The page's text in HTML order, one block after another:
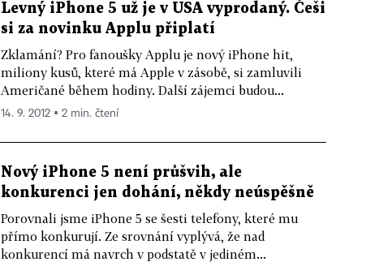
Levný iPhone 5 už je v USA vyprodaný. Češi
si za novinku Applu připlatí
Zklamání? Pro fanoušky Applu je nový iPhone hit,
miliony kusů, které má Apple v zásobě, si zamluvili
Američané během hodiny. Další zájemci budou...
14. 9. 2012 ▪ 2 min. čtení
Nový iPhone 5 není průšvih, ale
konkurenci jen dohání, někdy neúspěšně
Porovnali jsme iPhone 5 se šesti telefony, které mu
přímo konkurují. Ze srovnání vyplývá, že nad
konkurencí má navrch v podstatě v jediném...